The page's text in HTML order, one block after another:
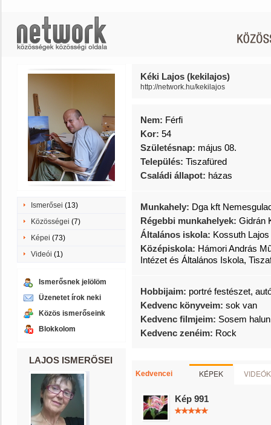
Ismerősei (13)
Közösségei (7)
Képei (73)
Videói (1)
Ismerősnek jelölöm
Üzenetet írok neki
Közös ismerőseink
Blokkolom
LAJOS ISMERŐSEI
Kéki Lajos (kekilajos)
http://network.hu/kekilajos
Nem: Férfi
Kor: 54
Születésnap: május 08.
Település: Tiszafüred
Családi állapot: házas
Munkahely: Dga kft
Régebbi munkahelyek: Gidrán
Általános iskola: Kossuth
Középiskola: Hámori András
Intézet és Általános Iskola,
Hobbijaim: portré festészet,
Kedvenc könyveim: sok van
Kedvenc filmjeim: Sosem
Kedvenc zenéim: Rock
Kedvencei KÉPEK VIDEÓK
Kép 991